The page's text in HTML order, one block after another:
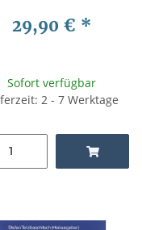
29,90 € *
Sofort verfügbar
2 - 7 Werktage